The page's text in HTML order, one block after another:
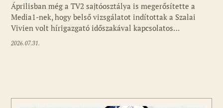
Áprilisban még a TV2 sajtóosztálya is megerősítette a
Media1-nek, hogy belső vizsgálatot indítottak a Szalai
Vivien volt hírigazgató időszakával kapcsolatos…
2026.07.31.